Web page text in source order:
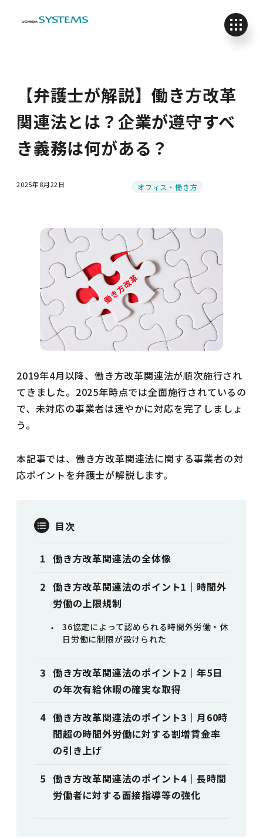
【弁護士が解説】働き方改革
関連法とは？企業が遵守すべ
き義務は何がある？
投稿日
2025年8月22日 カテゴリー
オフィス・働き方
2019年4月以降、働き方改革関連法が順次施行され
てきました。2025年時点では全面施行されているの
で、未対応の事業者は速やかに対応を完了しましょ
う。
本記事では、働き方改革関連法に関する事業者の対
応ポイントを弁護士が解説します。
目次
働き方改革関連法の全体像
働き方改革関連法のポイント1｜時間外
労働の上限規制
36協定によって認められる時間外労働・休
日労働に制限が設けられた
働き方改革関連法のポイント2｜年5日
の年次有給休暇の確実な取得
働き方改革関連法のポイント3｜月60時
間超の時間外労働に対する割増賃金率
の引き上げ
働き方改革関連法のポイント4｜長時間
労働者に対する面接指導等の強化